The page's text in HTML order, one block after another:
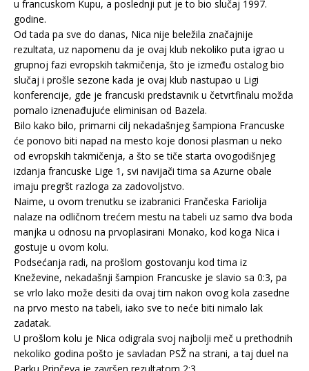
u francuskom Kupu, a poslednji put je to bio slučaj 1997.
godine.
Od tada pa sve do danas, Nica nije beležila značajnije
rezultata, uz napomenu da je ovaj klub nekoliko puta igrao u
grupnoj fazi evropskih takmičenja, što je između ostalog bio
slučaj i prošle sezone kada je ovaj klub nastupao u Ligi
konferencije, gde je francuski predstavnik u četvrtfinalu možda
pomalo iznenađujuće eliminisan od Bazela.
Bilo kako bilo, primarni cilj nekadašnjeg šampiona Francuske
će ponovo biti napad na mesto koje donosi plasman u neko
od evropskih takmičenja, a što se tiče starta ovogodišnjeg
izdanja francuske Lige 1, svi navijači tima sa Azurne obale
imaju pregršt razloga za zadovoljstvo.
Naime, u ovom trenutku se izabranici Frančeska Fariolija
nalaze na odličnom trećem mestu na tabeli uz samo dva boda
manjka u odnosu na prvoplasirani Monako, kod koga Nica i
gostuje u ovom kolu.
Podsećanja radi, na prošlom gostovanju kod tima iz
Kneževine, nekadašnji šampion Francuske je slavio sa 0:3, pa
se vrlo lako može desiti da ovaj tim nakon ovog kola zasedne
na prvo mesto na tabeli, iako sve to neće biti nimalo lak
zadatak.
U prošlom kolu je Nica odigrala svoj najbolji meč u prethodnih
nekoliko godina pošto je savladan PSŽ na strani, a taj duel na